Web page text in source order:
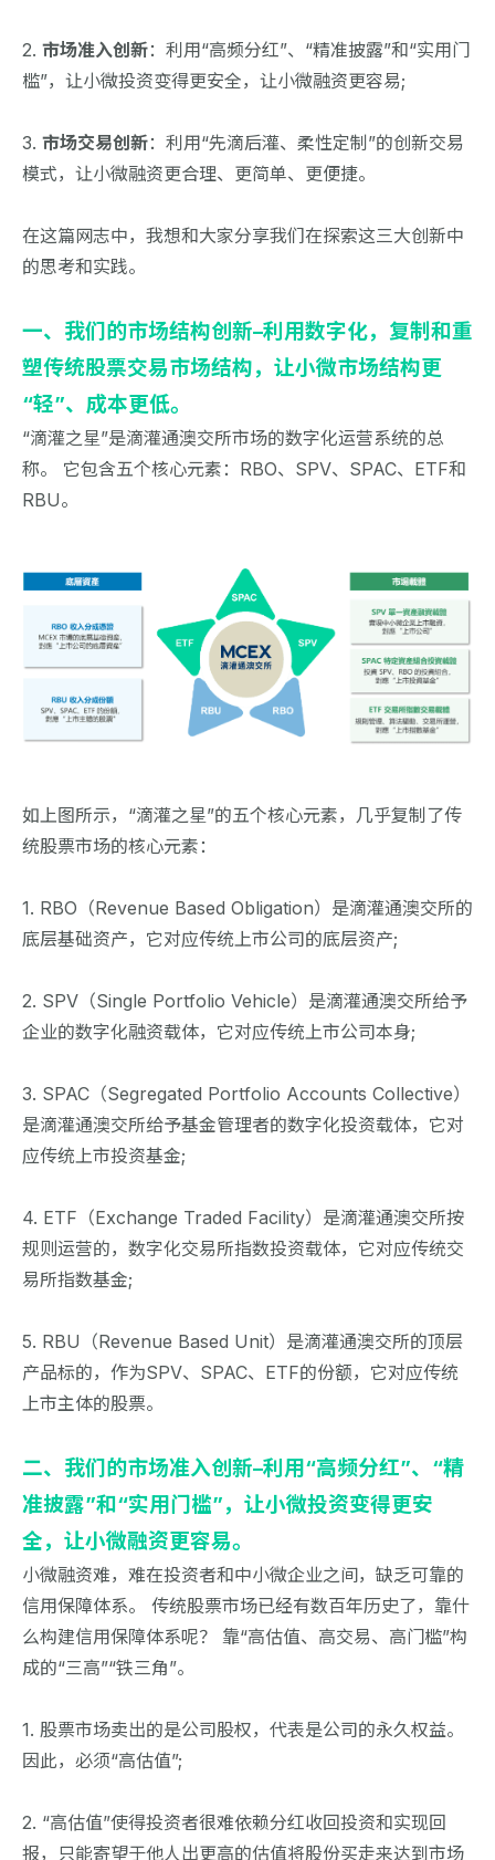
2. 市场准入创新：利用“高频分红”、“精准披露”和“实用门
槛”，让小微投资变得更安全，让小微融资更容易;
3. 市场交易创新：利用“先滴后灌、柔性定制”的创新交易
模式，让小微融资更合理、更简单、更便捷。
在这篇网志中，我想和大家分享我们在探索这三大创新中
的思考和实践。
一、我们的市场结构创新–利用数字化，复制和重
塑传统股票交易市场结构，让小微市场结构更
“轻”、成本更低。
“滴灌之星”是滴灌通澳交所市场的数字化运营系统的总
称。 它包含五个核心元素：RBO、SPV、SPAC、ETF和
RBU。
如上图所示，“滴灌之星”的五个核心元素，几乎复制了传
统股票市场的核心元素：
1. RBO（Revenue Based Obligation）是滴灌通澳交所的
底层基础资产，它对应传统上市公司的底层资产;
2. SPV（Single Portfolio Vehicle）是滴灌通澳交所给予
企业的数字化融资载体，它对应传统上市公司本身;
3. SPAC（Segregated Portfolio Accounts Collective）
是滴灌通澳交所给予基金管理者的数字化投资载体，它对
应传统上市投资基金;
4. ETF（Exchange Traded Facility）是滴灌通澳交所按
规则运营的，数字化交易所指数投资载体，它对应传统交
易所指数基金;
5. RBU（Revenue Based Unit）是滴灌通澳交所的顶层
产品标的，作为SPV、SPAC、ETF的份额，它对应传统
上市主体的股票。
二、我们的市场准入创新–利用“高频分红”、“精
准披露”和“实用门槛”，让小微投资变得更安
全，让小微融资更容易。
小微融资难，难在投资者和中小微企业之间，缺乏可靠的
信用保障体系。 传统股票市场已经有数百年历史了，靠什
么构建信用保障体系呢？ 靠“高估值、高交易、高门槛”构
成的“三高”“铁三角”。
1. 股票市场卖出的是公司股权，代表是公司的永久权益。
因此，必须“高估值”;
2. “高估值”使得投资者很难依赖分红收回投资和实现回
报，只能寄望于他人出更高的估值将股份买走来达到市场